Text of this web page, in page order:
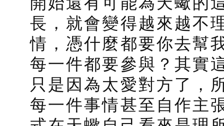
長，就會變得越來越
情，憑什麼都要你去幫
每一件都要參與？其實
只是因為太愛對方了，
每一件事情甚至自作主